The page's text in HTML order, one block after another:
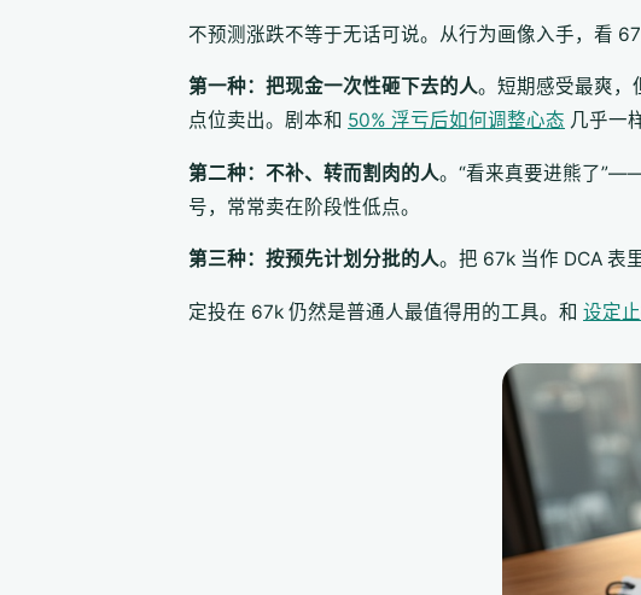
不预测涨跌不等于无话可说。从行为画像入手，看
第一种：把现金一次性砸下去的人。短期感受最爽，
点位卖出。剧本和 50% 浮亏后如何调整心态 几乎一
第二种：不补、转而割肉的人。“看来真要进熊了
号，常常卖在阶段性低点。
第三种：按预先计划分批的人。把 67k 当作 DCA 表
定投在 67k 仍然是普通人最值得用的工具。和 设定